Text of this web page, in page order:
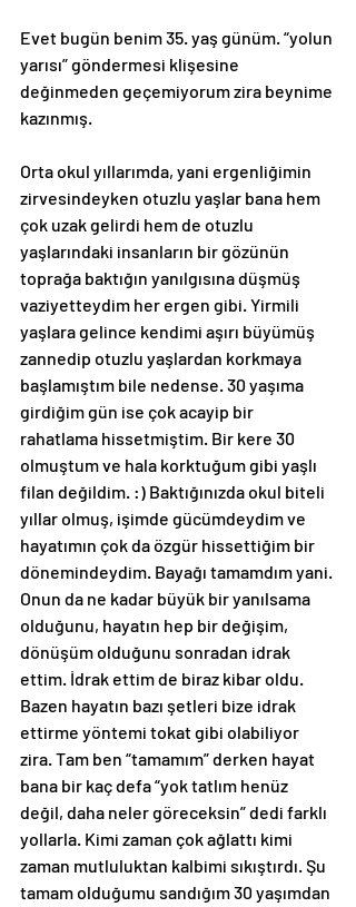
Evet bugün benim 35. yaş günüm. “yolun
yarısı” göndermesi klişesine
değinmeden geçemiyorum zira beynime
kazınmış.
Orta okul yıllarımda, yani ergenliğimin
zirvesindeyken otuzlu yaşlar bana hem
çok uzak gelirdi hem de otuzlu
yaşlarındaki insanların bir gözünün
toprağa baktığın yanılgısına düşmüş
vaziyetteydim her ergen gibi. Yirmili
yaşlara gelince kendimi aşırı büyümüş
zannedip otuzlu yaşlardan korkmaya
başlamıştım bile nedense. 30 yaşıma
girdiğim gün ise çok acayip bir
rahatlama hissetmiştim. Bir kere 30
olmuştum ve hala korktuğum gibi yaşlı
filan değildim. :) Baktığınızda okul biteli
yıllar olmuş, işimde gücümdeydim ve
hayatımın çok da özgür hissettiğim bir
dönemindeydim. Bayağı tamamdım yani.
Onun da ne kadar büyük bir yanılsama
olduğunu, hayatın hep bir değişim,
dönüşüm olduğunu sonradan idrak
ettim. İdrak ettim de biraz kibar oldu.
Bazen hayatın bazı şetleri bize idrak
ettirme yöntemi tokat gibi olabiliyor
zira. Tam ben “tamamım” derken hayat
bana bir kaç defa “yok tatlım henüz
değil, daha neler göreceksin” dedi farklı
yollarla. Kimi zaman çok ağlattı kimi
zaman mutluluktan kalbimi sıkıştırdı. Şu
tamam olduğumu sandığım 30 yaşımdan